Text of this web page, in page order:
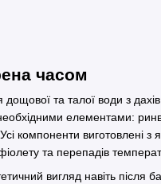
часом
та талої води з
елементами:
компоненти виготовлені з
та перепадів
вигляд навіть після